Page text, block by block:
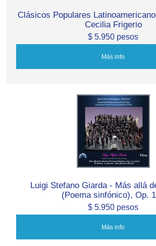
Clásicos Populares
Cecilia Frigerio
$ 5.950 pesos
Más info
Luigi Stefano Giarda - Más allá
(Poema sinfónico), Op.
$ 5.950 pesos
Más info